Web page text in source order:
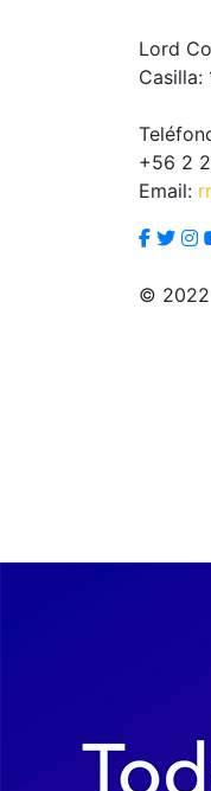
Lord
Casilla:
+56 2
Email:
© 2022